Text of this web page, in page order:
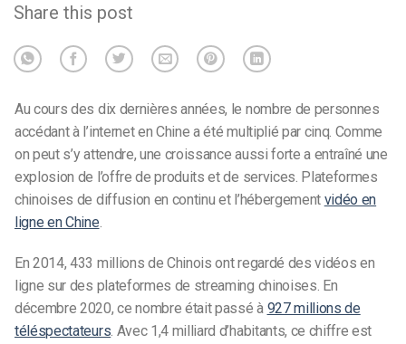
Share this post
Au cours des dix dernières années, le nombre de personnes
accédant à l’internet en Chine a été multiplié par cinq. Comme
on peut s’y attendre, une croissance aussi forte a entraîné une
explosion de l’offre de produits et de services. Plateformes
chinoises de diffusion en continu et l’hébergement vidéo en
ligne en Chine
En 2014, 433 millions de Chinois ont regardé des vidéos en
ligne sur des plateformes de streaming chinoises. En
décembre 2020, ce nombre était passé à 927 millions de
téléspectateurs. Avec 1,4 milliard d’habitants, ce chiffre est